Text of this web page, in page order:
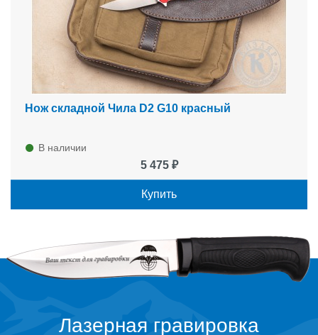
Нож складной Чила D2 G10 красный
В наличии
5 475 ₽
Купить
Лазерная гравировка